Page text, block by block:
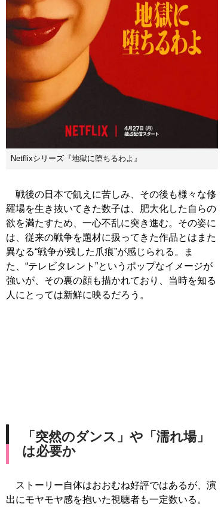
Netflixシリーズ『地獄に堕ちるわよ』
戦後の日本で飢えに苦しみ、その後も様々な修
羅場を生き抜いてきた数子は、肥大化した自らの
欲を満たすため、一心不乱に突き進む。その姿に
は、従来の戦争を題材に扱ってきた作品とはまた
異なる“戦争が残した爪痕”が感じられる。ま
た、“テレビタレント”というポップなイメージが
強いが、その裏の顔も描かれており、当時を知る
人にとっては新鮮に映るだろう。
「突然のダンス」や「濡れ場」
は必要か
ストーリー自体はおおむね好評ではあるが、演
出にモヤモヤ感を抱いた視聴者も一定数いる。